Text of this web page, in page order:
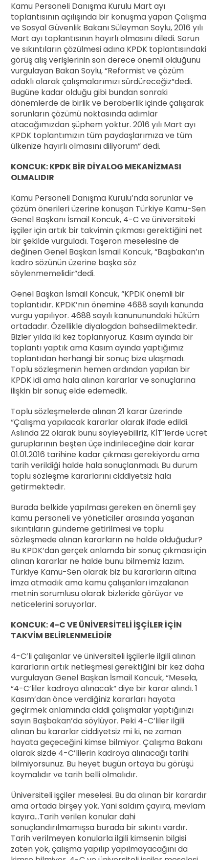
Kamu Personeli Danışma Kurulu Mart ayı
toplantısının açılışında bir konuşma yapan Çalışma
ve Sosyal Güvenlik Bakanı Süleyman Soylu, 2016 yılı
Mart ayı toplantısının hayırlı olmasını diledi. Sorun
ve sıkıntıların çözülmesi adına KPDK toplantısındaki
görüş alış verişlerinin son derece önemli olduğunu
vurgulayan Bakan Soylu, “Reformist ve çözüm
odaklı olarak çalışmalarımızı sürdüreceğiz”dedi.
Bugüne kadar olduğu gibi bundan sonraki
dönemlerde de birlik ve beraberlik içinde çalışarak
sorunların çözümü noktasında adımlar
atacağımızdan şüphem yoktur. 2016 yılı Mart ayı
KPDK toplantımızın tüm paydaşlarımıza ve tüm
ülkenize hayırlı olmasını diliyorum” dedi.
KONCUK: KPDK BİR DİYALOG MEKANİZMASI
OLMALIDIR
Kamu Personeli Danışma Kurulu’nda sorunlar ve
çözüm önerileri üzerine konuşan Türkiye Kamu-Sen
Genel Başkanı İsmail Koncuk, 4-C ve üniversiteki
işçiler için artık bir takvimin çıkması gerektiğini net
bir şekilde vurguladı. Taşeron meselesine de
değinen Genel Başkan İsmail Koncuk, “Başbakan’ın
kadro sözünün üzerine başka söz
söylenmemelidir”dedi.
Genel Başkan İsmail Koncuk, “KPDK önemli bir
toplantıdır. KPDK’nın önemine 4688 sayılı kanunda
vurgu yapılıyor. 4688 sayılı kanununundaki hüküm
ortadadır. Özellikle diyalogdan bahsedilmektedir.
Bizler yılda iki kez toplanıyoruz. Kasım ayında bir
toplantı yaptık ama Kasım ayında yaptığımız
toplantıdan herhangi bir sonuç bize ulaşmadı.
Toplu sözleşmenin hemen ardından yapılan bir
KPDK idi ama hala alınan kararlar ve sonuçlarına
ilişkin bir sonuç elde edemedik.
Toplu sözleşmelerde alınan 21 karar üzerinde
“Çalışma yapılacak kararlar olarak ifade edildi.
Aslında 22 olarak bunu söyleyebiliriz, KİT’lerde ücret
guruplarının beşten üçe indirileceğine dair karar
01.01.2016 tarihine kadar çıkması gerekiyordu ama
tarih verildiği halde hala sonuçlanmadı. Bu durum
toplu sözleşme kararlarını ciddiyetsiz hala
getirmektedir.
Burada belkide yapılması gereken en önemli şey
kamu personeli ve yöneticiler arasında yaşanan
sıkıntıların gündeme getirilmesi ve toplu
sözleşmede alınan kararların ne halde olduğudur?
Bu KPDK’dan gerçek anlamda bir sonuç çıkması için
alınan kararlar ne halde bunu bilmemiz lazım.
Türkiye Kamu-Sen olarak biz bu kararların altına
imza atmadık ama kamu çalışanları imzalanan
metnin sorumlusu olarak bizleride görüyor ve
neticelerini soruyorlar.
KONCUK: 4-C VE ÜNİVERSİTELİ İŞÇİLER İÇİN
TAKVİM BELİRLENMELİDİR
4-C’li çalışanlar ve üniversiteli işçilerle ilgili alınan
kararların artık netleşmesi gerektiğini bir kez daha
vurgulayan Genel Başkan İsmail Koncuk, “Mesela,
“4-C’liler kadroya alınacak” diye bir karar alındı. 1
Kasım’dan önce verdiğiniz kararları hayata
geçirmek anlamında ciddi çalışmalar yaptığınızı
sayın Başbakan’da söylüyor. Peki 4-C’liler ilgili
alınan bu kararlar ciddiyetsiz mi ki, ne zaman
hayata geçeceğini kimse bilmiyor. Çalışma Bakanı
olarak sizde 4-C’lilerin kadroya alınacağı tarihi
bilmiyorsunuz. Bu heyet bugün ortaya bu görüşü
koymalıdır ve tarih belli olmalıdır.
Üniversiteli işçiler meselesi. Bu da alınan bir karardır
ama ortada birşey yok. Yani saldım çayıra, mevlam
kayıra…Tarih verilen konular dahi
sonuçlandırılmamışsa burada bir sıkıntı vardır.
Tarih verilmeyen konularla ilgili kimsenin bilgisi
zaten yok, çalışma yapılıp yapılmayacağını da